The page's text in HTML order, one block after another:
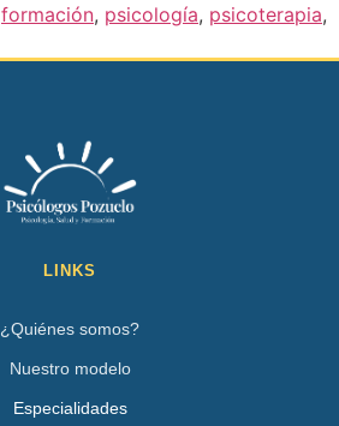
formación, psicología, psicoterapia,
LINKS
¿Quiénes somos?
Nuestro modelo
Especialidades